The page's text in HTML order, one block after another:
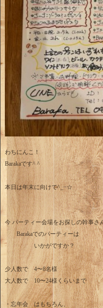
わちにんこ！
Barakaです^ ^
本日は年末に向けて^_−☆
今 パーティー会場をお探しの幹事さ
Barakaでのパーティーは
いかがですか？
少人数で 4〜8名様
大人数で 10〜24様くらいまで
・忘年会 はもちろん、